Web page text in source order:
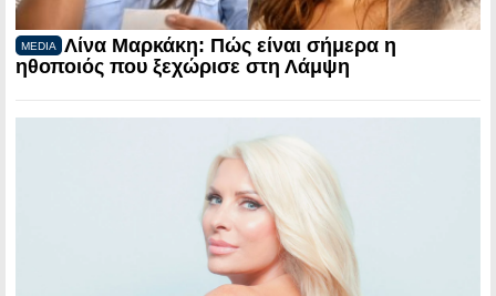
MEDIA
Λίνα Μαρκάκη: Πώς είναι σήμερα η
ηθοποιός που ξεχώρισε στη Λάμψη